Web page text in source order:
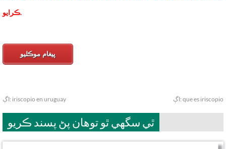
ڪرايو.
پيغام موڪليو
اڳ: iriscopio en uruguay اڳ: que es iriscopio
ٿي سگهي ٿو توهان پڻ پسند ڪريو